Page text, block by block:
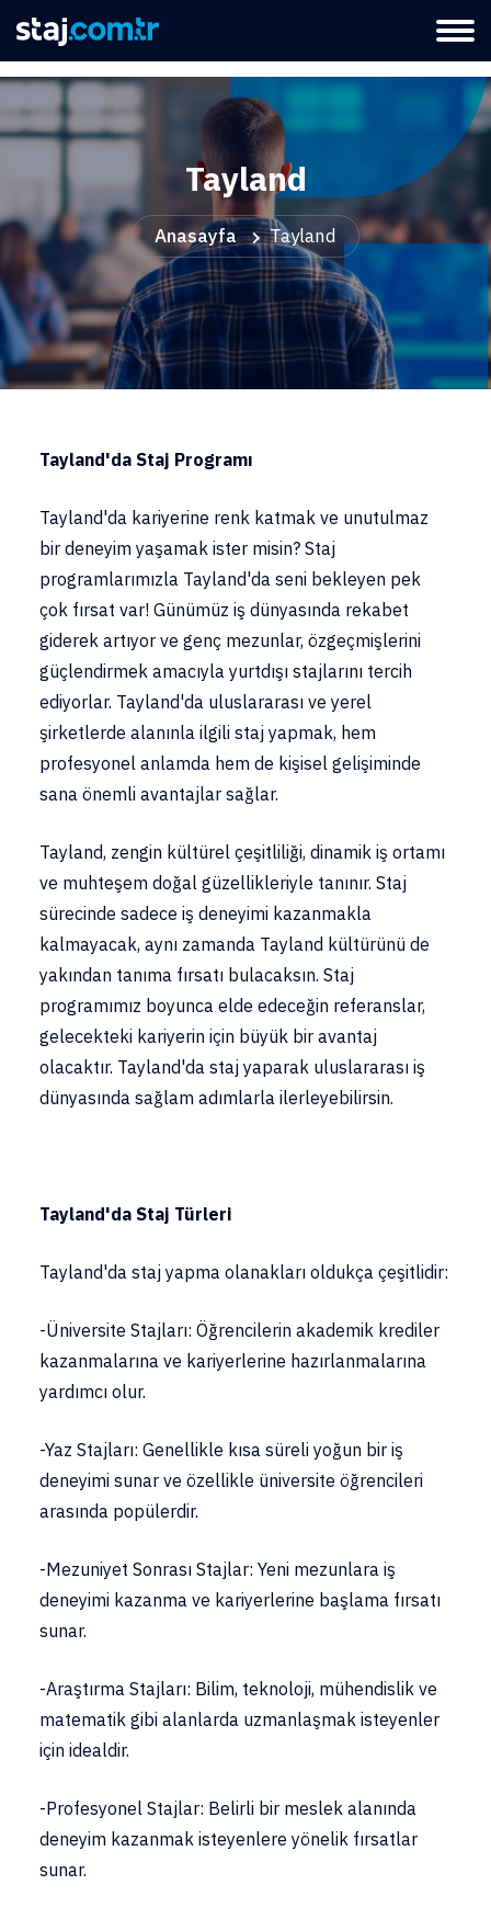
Tayland
Anasayfa Tayland
Tayland'da Staj Programı
Tayland'da kariyerine renk katmak ve unutulmaz
bir deneyim yaşamak ister misin? Staj
programlarımızla Tayland'da seni bekleyen pek
çok fırsat var! Günümüz iş dünyasında rekabet
giderek artıyor ve genç mezunlar, özgeçmişlerini
güçlendirmek amacıyla yurtdışı stajlarını tercih
ediyorlar. Tayland'da uluslararası ve yerel
şirketlerde alanınla ilgili staj yapmak, hem
profesyonel anlamda hem de kişisel gelişiminde
sana önemli avantajlar sağlar.
Tayland, zengin kültürel çeşitliliği, dinamik iş ortamı
ve muhteşem doğal güzellikleriyle tanınır. Staj
sürecinde sadece iş deneyimi kazanmakla
kalmayacak, aynı zamanda Tayland kültürünü de
yakından tanıma fırsatı bulacaksın. Staj
programımız boyunca elde edeceğin referanslar,
gelecekteki kariyerin için büyük bir avantaj
olacaktır. Tayland'da staj yaparak uluslararası iş
dünyasında sağlam adımlarla ilerleyebilirsin.
Tayland'da Staj Türleri
Tayland'da staj yapma olanakları oldukça çeşitlidir:
-Üniversite Stajları: Öğrencilerin akademik krediler
kazanmalarına ve kariyerlerine hazırlanmalarına
yardımcı olur.
-Yaz Stajları: Genellikle kısa süreli yoğun bir iş
deneyimi sunar ve özellikle üniversite öğrencileri
arasında popülerdir.
-Mezuniyet Sonrası Stajlar: Yeni mezunlara iş
deneyimi kazanma ve kariyerlerine başlama fırsatı
sunar.
-Araştırma Stajları: Bilim, teknoloji, mühendislik ve
matematik gibi alanlarda uzmanlaşmak isteyenler
için idealdir.
-Profesyonel Stajlar: Belirli bir meslek alanında
deneyim kazanmak isteyenlere yönelik fırsatlar
sunar.